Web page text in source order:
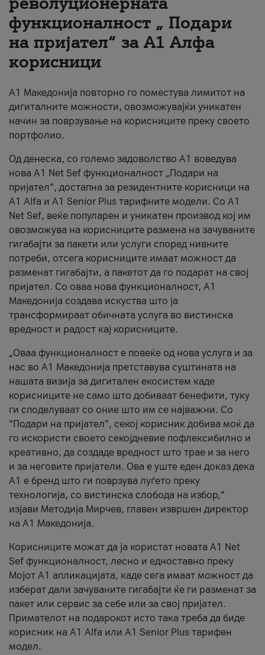
За нас
#ПодобарОнлајн
функционалност „ Подари
на пријател“ за А1 Алфа
корисници
А1 Македонија повторно го поместува лимитот на
дигиталните можности, овозможувајќи уникатен
начин за поврзување на корисниците преку своето
портфолио.
Од денеска, со големо задоволство А1 воведува
нова A1 Net Sef функционалност „Подари на
пријател“, достапна за резидентните корисници на
А1 Alfa и A1 Senior Plus тарифните модели. Со A1
Net Sef, веќе популарен и уникатен производ кој им
овозможува на корисниците размена на зачуваните
гигабајти за пакети или услуги според нивните
потреби, отсега корисниците имаат можност да
разменат гигабајти, а пакетот да го подарат на свој
пријател. Со оваа нова функционалност, А1
Македонија создава искуства што ја
трансформираат обичната услуга во вистинска
вредност и радост кај корисниците.
„Оваа функционалност е повеќе од нова услуга и за
нас во А1 Македонија претставува суштината на
нашата визија за дигитален екосистем каде
корисниците не само што добиваат бенефити, туку
ги споделуваат со оние што им се најважни. Со
“Подари на пријател”, секој корисник добива моќ да
го искористи своето секојдневие пофлексибилно и
креативно, да создаде вредност што трае и за него
и за неговите пријатели. Ова е уште еден доказ дека
А1 е бренд што ги поврзува луѓето преку
технологија, со вистинска слобода на избор,“
изјави Методија Мирчев, главен извршен директор
на А1 Македонија.
Корисниците можат да ја користат новата А1 Net
Sef функционалност, лесно и едноставно преку
Мојот А1 апликацијата, каде сега имаат можност да
изберат дали зачуваните гигабајти ќе ги разменат за
пакет или сервис за себе или за свој пријател.
Примателот на подарокот исто така треба да биде
корисник на А1 Alfa или A1 Senior Plus тарифен
модел.